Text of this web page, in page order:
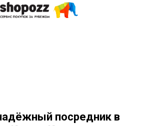
посредник в